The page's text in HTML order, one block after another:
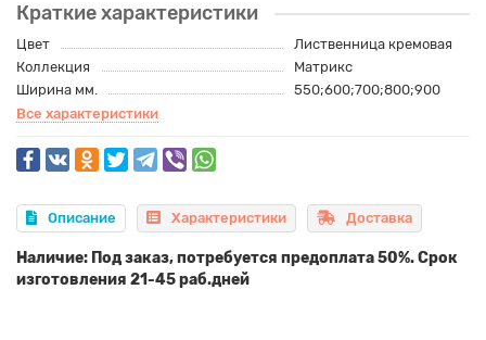
Краткие характеристики
Цвет
Лиственница кремовая
Коллекция
Матрикс
Ширина мм.
550;600;700;800;900
Все характеристики
Описание Характеристики Доставка
Наличие: Под заказ, потребуется предоплата 50%. Срок
изготовления 21-45 раб.дней